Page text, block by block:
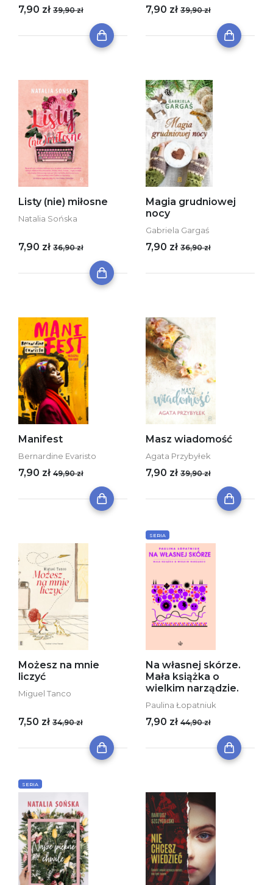
7,90 zł 39,90 zł 7,90 zł 39,90 zł
Listy (nie) miłosne
Natalia Sońska
7,90 zł 36,90 zł
Magia grudniowej
nocy
Gabriela Gargaś
7,90 zł 36,90 zł
Manifest
Bernardine Evaristo
7,90 zł 49,90 zł
Masz wiadomość
Agata Przybyłek
7,90 zł 39,90 zł
Możesz na mnie
liczyć
Miguel Tanco
7,50 zł 34,90 zł
SERIA
Na własnej skórze.
Mała książka o
wielkim narządzie.
Paulina Łopatniuk
7,90 zł 44,90 zł
SERIA